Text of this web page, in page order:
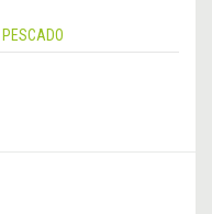
PESCADO